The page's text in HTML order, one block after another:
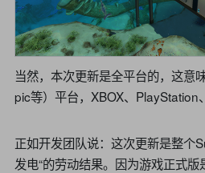
当然，本次更新是全平台的，这意
pic等）平台，XBOX、PlayStation
正如开发团队说：这次更新是整个
发电“的劳动结果。因为游戏正式